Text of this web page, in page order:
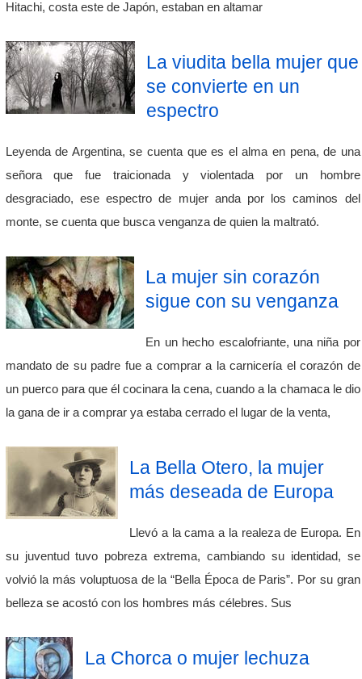
Hitachi, costa este de Japón, estaban en altamar
La viudita bella mujer que
se convierte en un
espectro
Leyenda de Argentina, se cuenta que es el alma en pena, de una
señora que fue traicionada y violentada por un hombre
desgraciado, ese espectro de mujer anda por los caminos del
monte, se cuenta que busca venganza de quien la maltrató.
La mujer sin corazón
sigue con su venganza
En un hecho escalofriante, una niña por
mandato de su padre fue a comprar a la carnicería el corazón de
un puerco para que él cocinara la cena, cuando a la chamaca le dio
la gana de ir a comprar ya estaba cerrado el lugar de la venta,
La Bella Otero, la mujer
más deseada de Europa
Llevó a la cama a la realeza de Europa. En
su juventud tuvo pobreza extrema, cambiando su identidad, se
volvió la más voluptuosa de la “Bella Época de Paris”. Por su gran
belleza se acostó con los hombres más célebres. Sus
La Chorca o mujer lechuza